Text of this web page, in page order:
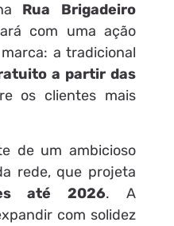
Rua Brigadeiro
com uma ação
a tradicional
a partir das
os clientes mais
de um ambicioso
rede, que projeta
até 2026. A
com solidez